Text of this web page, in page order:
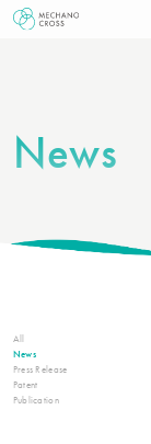
News
All
News
Press Release
Patent
Publication